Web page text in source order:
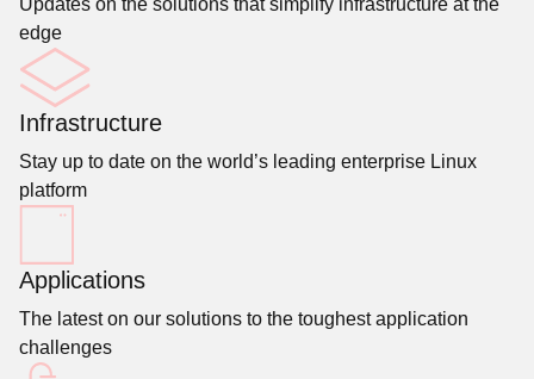
Updates on the solutions that simplify infrastructure at the
edge
Infrastructure
Stay up to date on the world’s leading enterprise Linux
platform
Applications
The latest on our solutions to the toughest application
challenges